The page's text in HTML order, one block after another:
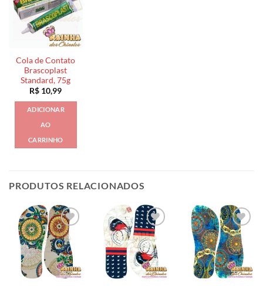
Cola de Contato
Brascoplast
Standard, 75g
R$ 10,99
ADICIONAR
AO
CARRINHO
PRODUTOS RELACIONADOS